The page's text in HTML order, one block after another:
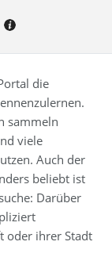
die
sammeln
viele
Auch der
beliebt ist
Darüber
oder ihrer Stadt